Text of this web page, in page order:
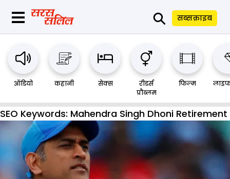
⚲ सब्सक्राइब
ऑडियो कहानी सेक्स
रीडर्स
प्रौब्लम
फिल्म
SEO Keywords: Mahendra Singh Dhoni Retirement